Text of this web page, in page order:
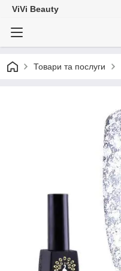
ViVi Beauty
Товари та послуги